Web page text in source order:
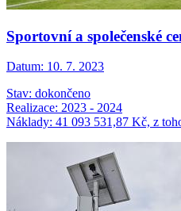
Sportovní a společenské
Datum: 10. 7. 2023
Stav: dokončeno
Realizace: 2023 - 2024
Náklady: 41 093 531,87 Kč, z